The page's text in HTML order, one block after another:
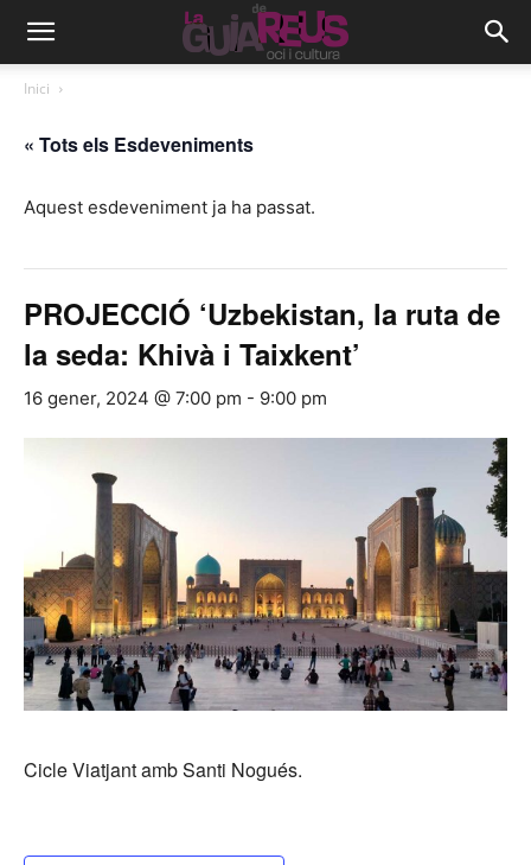
Inici
« Tots els Esdeveniments
Aquest esdeveniment ja ha passat.
PROJECCIÓ ‘Uzbekistan, la ruta de
la seda: Khivà i Taixkent’
16 gener, 2024 @ 7:00 pm - 9:00 pm
Cicle Viatjant amb Santi Nogués.